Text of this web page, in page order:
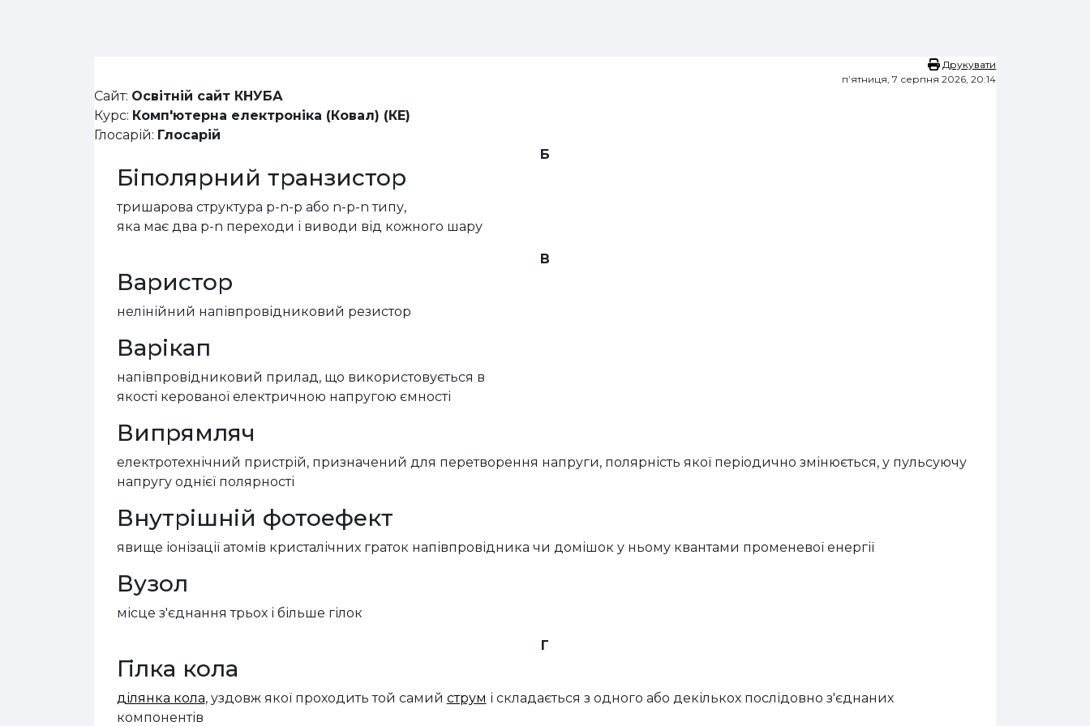
Друкувати
пʼятниця, 7 серпня 2026, 20:14
Сайт: Освітній сайт КНУБА
Курс: Комп'ютерна електроніка (Ковал) (КЕ)
Глосарій: Глосарій
Б
Біполярний транзистор
тришарова структура p-n-p або n-p-nтипу,
яка має два p-n переходи і виводи від кожного шару
В
Варистор
нелінійний напівпровідниковий резистор
Варікап
напівпровідниковий прилад, що використовується в
якості керованої електричною напругою ємності
Випрямляч
електротехнічний пристрій, призначений для перетворення напруги, полярність якої періодично змінюється, у пульсуючу
напругу однієї полярності
Внутрішній фотоефект
явище іонізації атомів кристалічних граток напівпровідника чи домішок у ньому квантами променевої енергії
Вузол
місце з'єднання трьох і більше гілок
Г
Гілка кола
ділянка кола, уздовж якої проходить той самий струм і складається з одного або декількох послідовно з'єднаних
компонентів